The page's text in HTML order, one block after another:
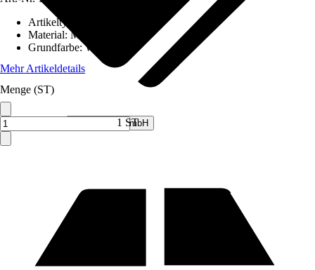
Verkauf durch: V&V Online GmbH
Artikeltyp
Material:Metall
Grundfarbe:Weiß
Mehr Artikeldetails
Menge (ST)
1 ST